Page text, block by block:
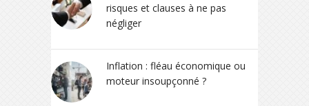
risques et clauses à ne pas
négliger
Inflation : fléau économique ou
moteur insoupçonné ?